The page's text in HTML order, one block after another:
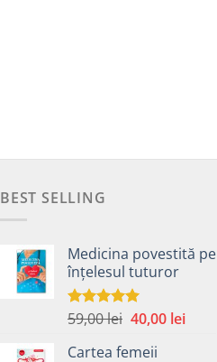
BEST SELLING
Medicina povestită pe
înțelesul tuturor
Evaluat la
59,00lei Prețul
a
40,00 leiPrețul
Cartea femeii